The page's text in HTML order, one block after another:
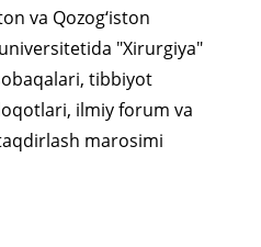
va Qozog‘iston
"Xirurgiya"
tibbiyot
ilmiy forum va
marosimi